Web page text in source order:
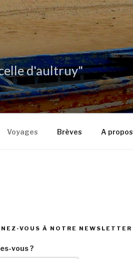
d'aultruy"
Voyages Brèves A propos
VOUS À NOTRE NEWSLETTER
vous ?